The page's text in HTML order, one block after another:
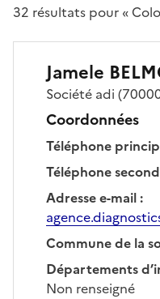
32 résultats pour «
Jamele
Société adi
Coordonnées
Téléphone
Téléphone
Adresse e-mail:
Commune de la
Départements
Non renseigné